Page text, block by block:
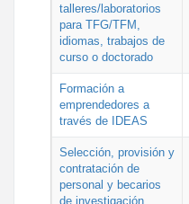
talleres/laboratorios
para TFG/TFM,
idiomas, trabajos de
curso o doctorado
Formación a
emprendedores a
través de IDEAS
Selección, provisión y
contratación de
personal y becarios
de investigación